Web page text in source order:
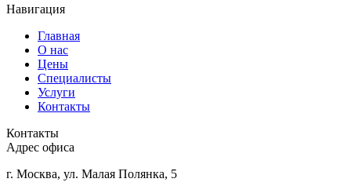
Навигация
Главная
О нас
Цены
Специалисты
Услуги
Контакты
Контакты
Адрес офиса
г. Москва, ул. Малая Полянка, 5